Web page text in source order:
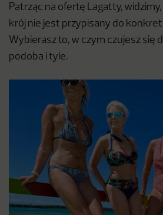
Patrząc na ofertę Lagatty,
krój nie jest przypisany do
Wybierasz to, w czym czujesz się
podoba i tyle.